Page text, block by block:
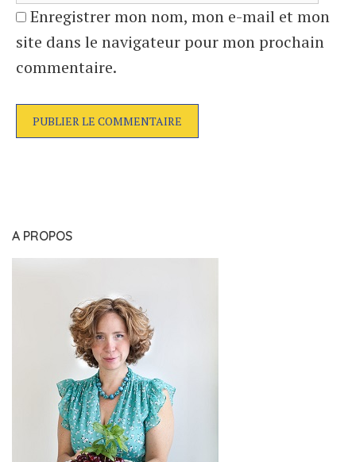
Enregistrer mon nom, mon e-mail et mon
site dans le navigateur pour mon prochain
commentaire.
A PROPOS